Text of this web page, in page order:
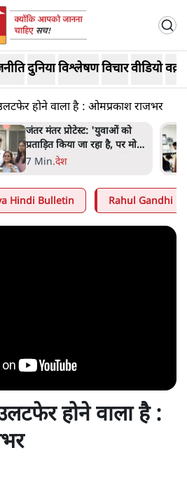
दुनियाविश्लेषणविचारवीडियो
होने वाला है : ओमप्रकाश राजभर
पेंटर प्रशांत की दर्दनाक दास्तान-
जंतर मंतर पर पैलेट गन से 5 नहीं,
6 लोग घायल हुए
6 Min.देश
Hindi Bulletin Rahul Gandhi
होने वाला है :